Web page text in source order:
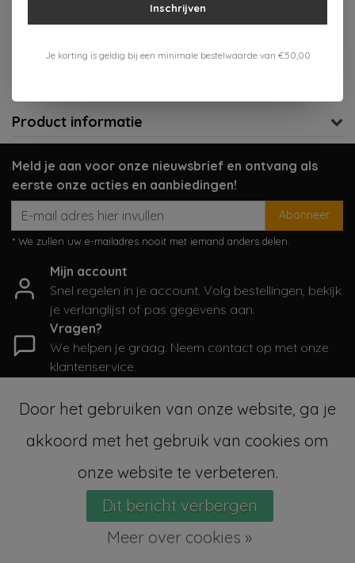
Verzenden 1-3 werkdagen
Product informatie
Meld je aan voor onze nieuwsbrief en ontvang als
eerste onze acties en aanbiedingen!
Abonneer
* We zullen uw e-mailadres nooit met iemand anders delen.
Mijn account
Snel regelen in je account. Volg bestellingen, bekijk
je verlanglijst of pas gegevens aan.
Vragen?
We helpen je graag. Neem contact op met onze
klantenservice.
Informatie
Categorieën
© Copyright 2026 - SampleSale4Kids | RealisatieInStijl Media
Algemene voorwaarden|RSS Feed
Door het gebruiken van onze website, ga je
akkoord met het gebruik van cookies om
onze website te verbeteren.
Dit bericht verbergen
Meer over cookies »
Inschrijven
Je korting is geldig bij een minimale bestelwaarde van €50,00